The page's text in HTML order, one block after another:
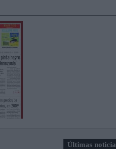
Últimas